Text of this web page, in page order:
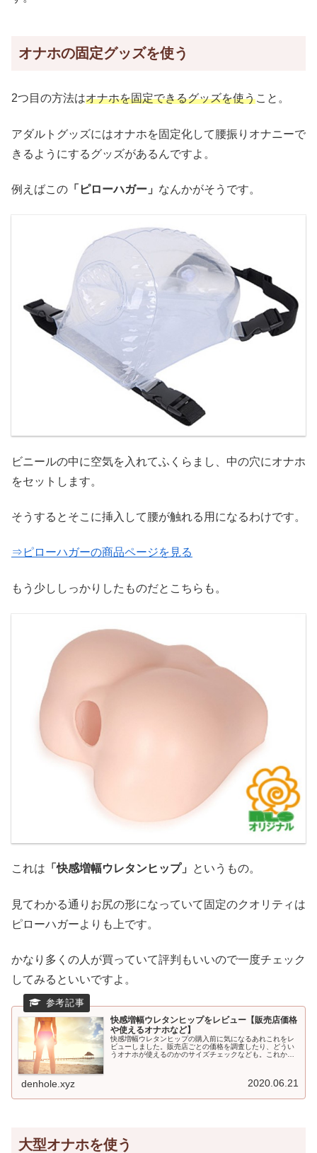
オナホの固定グッズを使う
2つ目の方法はオナホを固定できるグッズを使うこと。
アダルトグッズにはオナホを固定化して腰振りオナニーで
きるようにするグッズがあるんですよ。
例えばこの 「ピローハガー」 なんかがそうです。
ビニールの中に空気を入れてふくらまし、中の穴にオナホ
をセットします。
そうするとそこに挿入して腰が触れる用になるわけです。
⇒ピローハガーの商品ページを見る
もう少ししっかりしたものだとこちらも。
これは 「快感増幅ウレタンヒップ」 というもの。
見てわかる通りお尻の形になっていて固定のクオリティは
ピローハガーよりも上です。
かなり多くの人が買っていて評判もいいので一度チェック
してみるといいですよ。
快感増幅ウレタンヒップをレビュー【販売店価格
や使えるオナホなど】
快感増幅ウレタンヒップの購入前に気になるあれこれをレ
ビューしました。販売店ごとの価格を調査したり、どうい
うオナホが使えるのかのサイズチェックなども。これから
denhole.xyz 2020.06.21
大型オナホを使う